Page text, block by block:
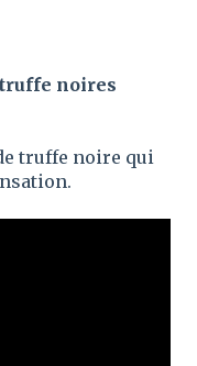
truffe noires
truffe noire qui